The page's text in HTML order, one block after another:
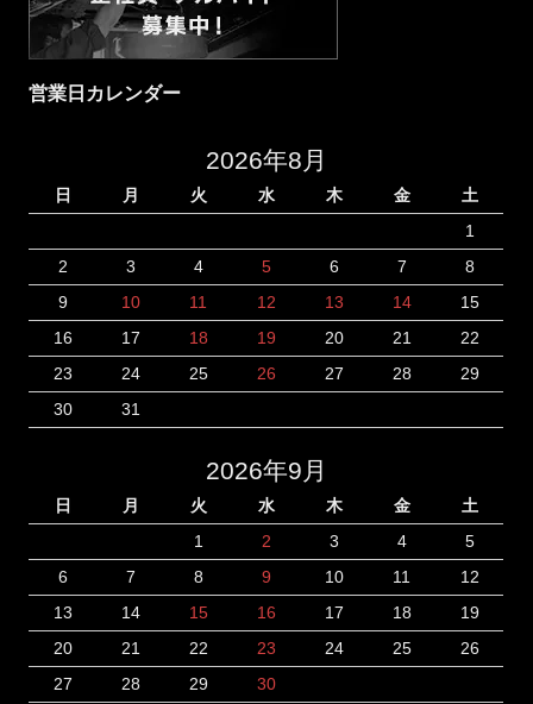
営業日カレンダー
2026年8月
日 月 火 水 木 金
土
1
2
3 4 5 6 7
8
9
10 11 12 13 14
15
16
17 18 19 20 21
22
23
24 25 26 27 28
29
30
31
2026年9月
日 月 火 水 木 金
土
1
2 3 4
5
6
7 8 9 10 11
12
13
14 15 16 17 18
19
20
21 22 23 24 25
26
27
28 29 30